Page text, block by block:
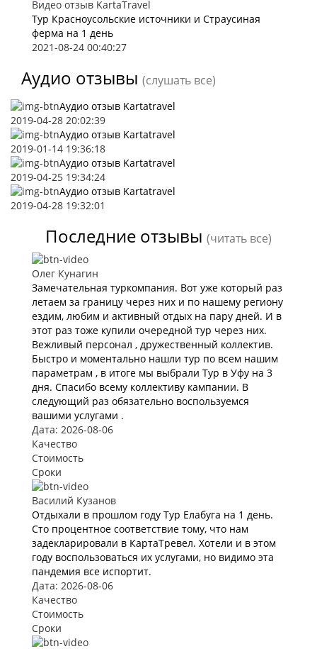
Видео отзыв KartaTravel
Тур Красноусольские источники и Страусиная
ферма на 1 день
2021-08-24 00:40:27
Аудио отзывы (слушать все)
Аудио отзыв Kartatravel
2019-04-28 20:02:39
Аудио отзыв Kartatravel
2019-01-14 19:36:18
Аудио отзыв Kartatravel
2019-04-25 19:34:24
Аудио отзыв Kartatravel
2019-04-28 19:32:01
Последние отзывы (читать все)
Олег Кунагин
Замечательная туркомпания. Вот уже который раз
летаем за границу через них и по нашему региону
ездим, любим и активный отдых на пару дней. И в
этот раз тоже купили очередной тур через них.
Вежливый персонал , дружественный коллектив.
Быстро и моментально нашли тур по всем нашим
параметрам , в итоге мы выбрали Тур в Уфу на 3
дня. Спасибо всему коллективу кампании. В
следующий раз обязательно воспользуемся
вашими услугами .
Дата: 2026-08-06
Качество
Стоимость
Сроки
Василий Кузанов
Отдыхали в прошлом году Тур Елабуга на 1 день.
Сто процентное соответствие тому, что нам
задекларировали в КартаТревел. Хотели и в этом
году воспользоваться их услугами, но видимо эта
пандемия все испортит.
Дата: 2026-08-06
Качество
Стоимость
Сроки